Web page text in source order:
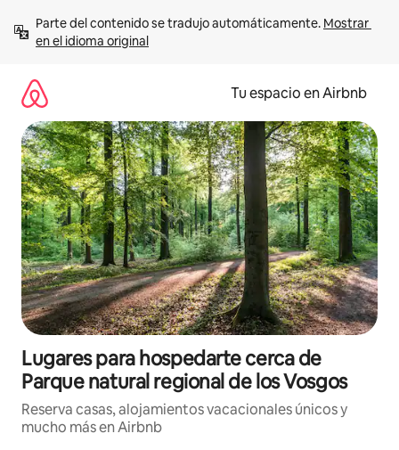
contenido
Parte del contenido se tradujo automáticamente. Mostrar
en el idioma original
Tu espacio en Airbnb
Lugares para hospedarte cerca de
Parque natural regional de los Vosgos
Reserva casas, alojamientos vacacionales únicos y
mucho más en Airbnb